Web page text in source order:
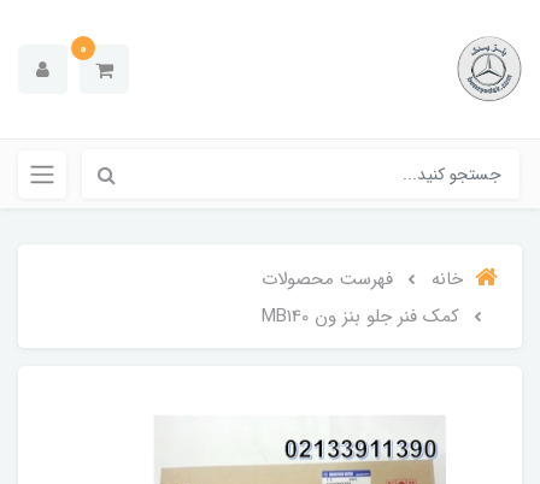
0
خانه
فهرست محصولات
کمک فنر جلو بنز ون MB140